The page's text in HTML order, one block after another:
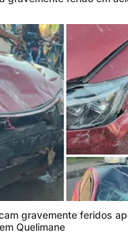
gravemente feridos
Quelimane